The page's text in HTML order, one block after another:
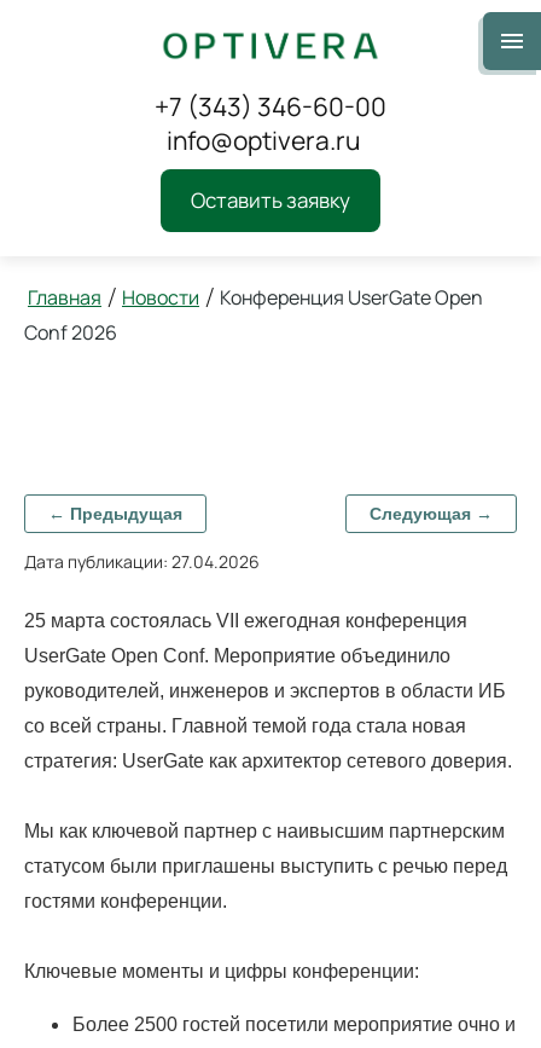
+7 (343) 346-60-00
info@optivera.ru
Оставить заявку
Главная / Новости / Конференция UserGate Open
Conf 2026
← Предыдущая Следующая →
Дата публикации: 27.04.2026
25 марта состоялась VII ежегодная конференция
UserGate Open Conf. Мероприятие объединило
руководителей, инженеров и экспертов в области ИБ
со всей страны. Главной темой года стала новая
стратегия: UserGate как архитектор сетевого доверия.
Мы как ключевой партнер с наивысшим партнерским
статусом были приглашены выступить с речью перед
гостями конференции.
Ключевые моменты и цифры конференции:
Более 2500 гостей посетили мероприятие очно и